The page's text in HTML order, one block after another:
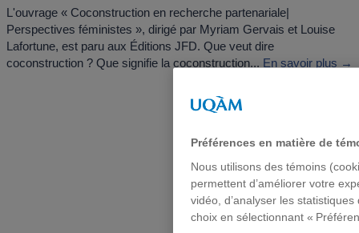
L'ouvrage « Coconstruction en recherche partenariale|
Perspectives féministes », dirigé par Myriam Gervais et Louise
Lafortune, est paru aux Éditions JFD. Que veut dire
coconstruction ? Que signifie la coconstruction... En savoir plus →
Préférences en matière de
Nous utilisons des témoins
permettent d’améliorer votre
vidéo, d’analyser les
choix en sélectionnant «